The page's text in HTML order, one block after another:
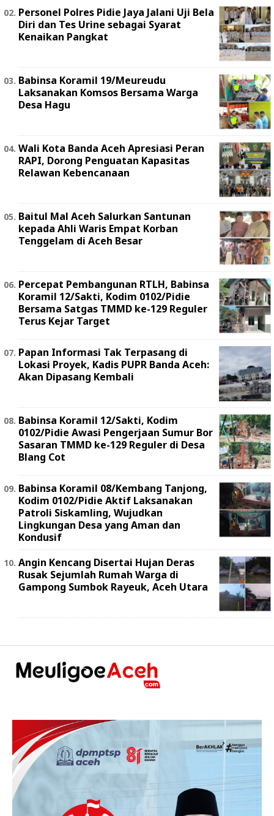
Personel Polres Pidie Jaya Jalani Uji Bela
Diri dan Tes Urine sebagai Syarat
Kenaikan Pangkat
Babinsa Koramil 19/Meureudu
Laksanakan Komsos Bersama Warga
Desa Hagu
Wali Kota Banda Aceh Apresiasi Peran
RAPI, Dorong Penguatan Kapasitas
Relawan Kebencanaan
Baitul Mal Aceh Salurkan Santunan
kepada Ahli Waris Empat Korban
Tenggelam di Aceh Besar
Percepat Pembangunan RTLH, Babinsa
Koramil 12/Sakti, Kodim 0102/Pidie
Bersama Satgas TMMD ke-129 Reguler
Terus Kejar Target
Papan Informasi Tak Terpasang di
Lokasi Proyek, Kadis PUPR Banda Aceh:
Akan Dipasang Kembali
Babinsa Koramil 12/Sakti, Kodim
0102/Pidie Awasi Pengerjaan Sumur Bor
Sasaran TMMD ke-129 Reguler di Desa
Blang Cot
Babinsa Koramil 08/Kembang Tanjong,
Kodim 0102/Pidie Aktif Laksanakan
Patroli Siskamling, Wujudkan
Lingkungan Desa yang Aman dan
Kondusif
Angin Kencang Disertai Hujan Deras
Rusak Sejumlah Rumah Warga di
Gampong Sumbok Rayeuk, Aceh Utara